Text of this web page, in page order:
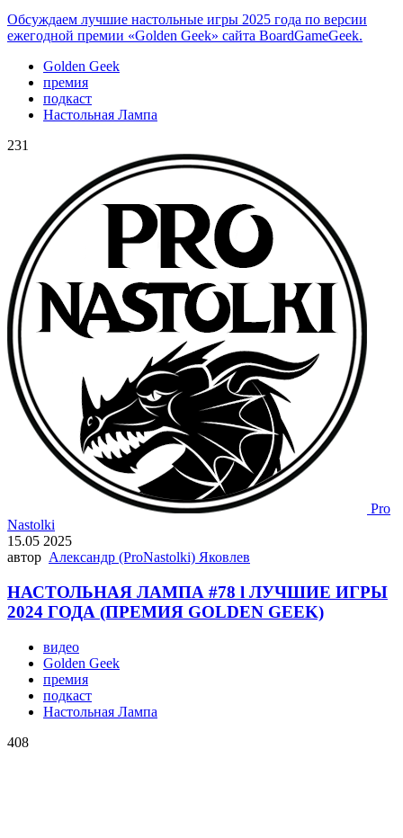
Обсуждаем лучшие настольные игры 2025 года по версии
ежегодной премии «Golden Geek» сайта BoardGameGeek.
Golden Geek
премия
подкаст
Настольная Лампа
231
Pro
Nastolki
15.05 2025
автор Александр (ProNastolki) Яковлев
НАСТОЛЬНАЯ ЛАМПА #78 l ЛУЧШИЕ ИГРЫ
2024 ГОДА (ПРЕМИЯ GOLDEN GEEK)
видео
Golden Geek
премия
подкаст
Настольная Лампа
408